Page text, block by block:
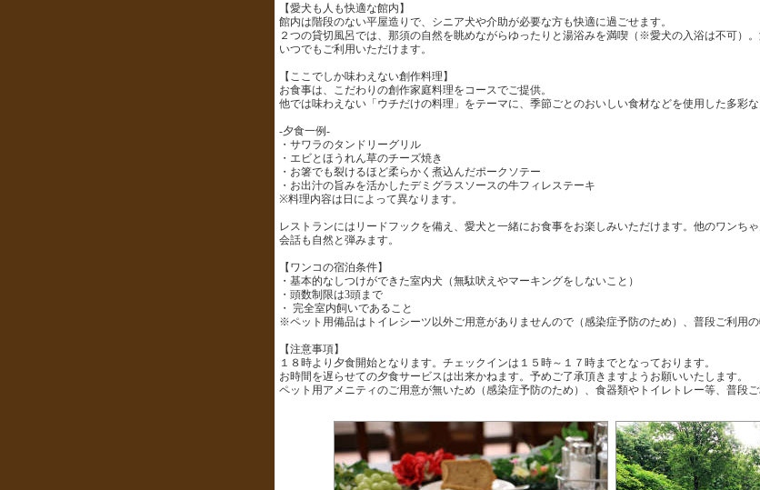
【愛犬も人も快適な館内】
館内は階段のない平屋造りで、シニア犬や介助が必要な方も快適に過ごせます。
２つの貸切風呂では、那須の自然を眺めながらゆったりと湯浴みを満喫（※愛犬の入浴は不可）
いつでもご利用いただけます。
【ここでしか味わえない創作料理】
お食事は、こだわりの創作家庭料理をコースでご提供。
他では味わえない「ウチだけの料理」をテーマに、季節ごとのおいしい食材などを使用した多彩な
-夕食一例-
・サワラのタンドリーグリル
・エビとほうれん草のチーズ焼き
・お箸でも裂けるほど柔らかく煮込んだポークソテー
・お出汁の旨みを活かしたデミグラスソースの牛フィレステーキ
※料理内容は日によって異なります。
レストランにはリードフックを備え、愛犬と一緒にお食事をお楽しみいただけます。他のワンち
会話も自然と弾みます。
【ワンコの宿泊条件】
・基本的なしつけができた室内犬（無駄吠えやマーキングをしないこと）
・頭数制限は3頭まで
・ 完全室内飼いであること
※ペット用備品はトイレシーツ以外ご用意がありませんので（感染症予防のため）、普段ご利用の
【注意事項】
１８時より夕食開始となります。チェックインは１５時～１７時までとなっております。
お時間を遅らせての夕食サービスは出来かねます。予めご了承頂きますようお願いいたします。
ペット用アメニティのご用意が無いため（感染症予防のため）、食器類やトイレトレー等、普段ご